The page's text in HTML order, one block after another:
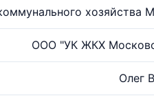
хозяйства
ООО "УК ЖКХ
Олег